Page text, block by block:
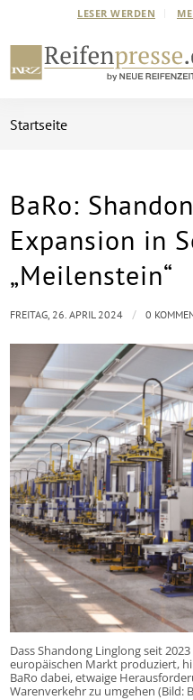
LESER WERDEN
Startseite
BaRo:
Expansion in
„Meilenstein“
Dass Shandong Linglong seit
europäischen Markt produziert,
BaRo dabei, etwaige
Warenverkehr zu umgehen (Bild:
FREITAG, 26. APRIL 2024 / 0